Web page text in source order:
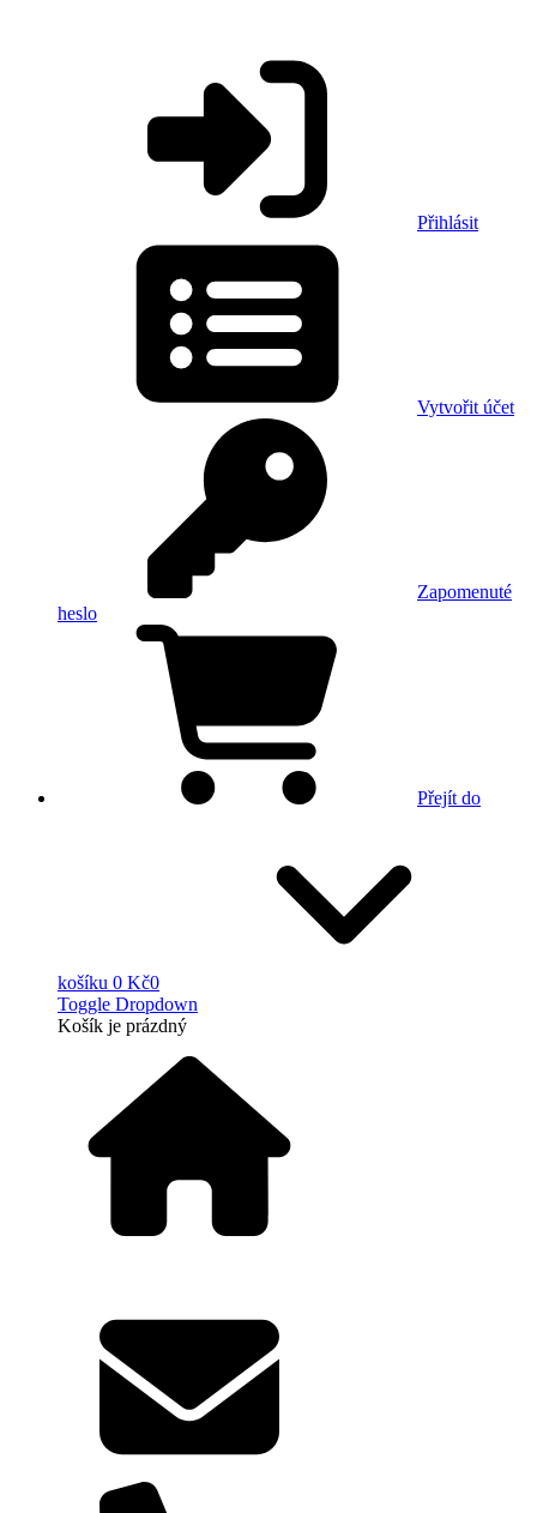
Přihlásit
Vytvořit účet
Zapomenuté
heslo
Přejít do
košíku 0 Kč0
Toggle Dropdown
Košík je prázdný